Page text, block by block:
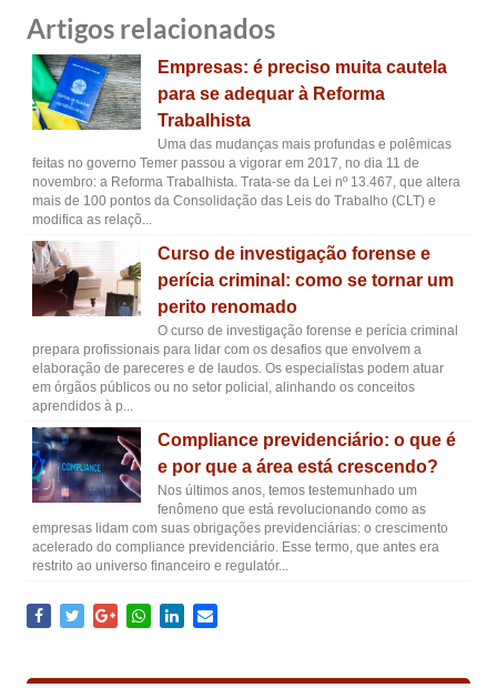
Artigos relacionados
Empresas: é preciso muita cautela
para se adequar à Reforma
Trabalhista
Uma das mudanças mais profundas e polêmicas
feitas no governo Temer passou a vigorar em 2017, no dia 11 de
novembro: a Reforma Trabalhista. Trata-se da Lei nº 13.467, que altera
mais de 100 pontos da Consolidação das Leis do Trabalho (CLT) e
modifica as relaçõ...
Curso de investigação forense e
perícia criminal: como se tornar um
perito renomado
O curso de investigação forense e perícia criminal
prepara profissionais para lidar com os desafios que envolvem a
elaboração de pareceres e de laudos. Os especialistas podem atuar
em órgãos públicos ou no setor policial, alinhando os conceitos
aprendidos à p...
Compliance previdenciário: o que é
e por que a área está crescendo?
Nos últimos anos, temos testemunhado um
fenômeno que está revolucionando como as
empresas lidam com suas obrigações previdenciárias: o crescimento
acelerado do compliance previdenciário. Esse termo, que antes era
restrito ao universo financeiro e regulatór...